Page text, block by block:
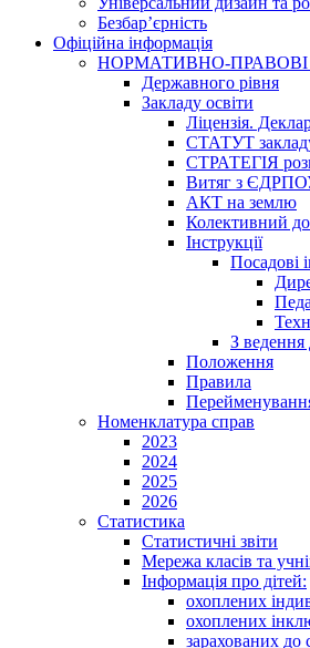
Безбар’єрність
Офіційна інформація
НОРМАТИВНО-
Державного рівня
Закладу освіти
Ліцензія.
СТАТУТ
СТРАТЕГІЯ
Витяг з
АКТ на землю
Колективний
Інструкції
Посадові
З ведення
Положення
Правила
Номенклатура справ
2023
2024
2025
2026
Статистика
Статистичні звіти
Мережа класів та
Інформація про дітей:
охоплених
охоплених
зарахованих до